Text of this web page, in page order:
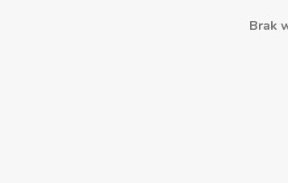
Brak